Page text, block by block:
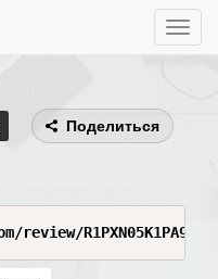
Toggle
Поделиться
review/R1PXN05K1PA9F/